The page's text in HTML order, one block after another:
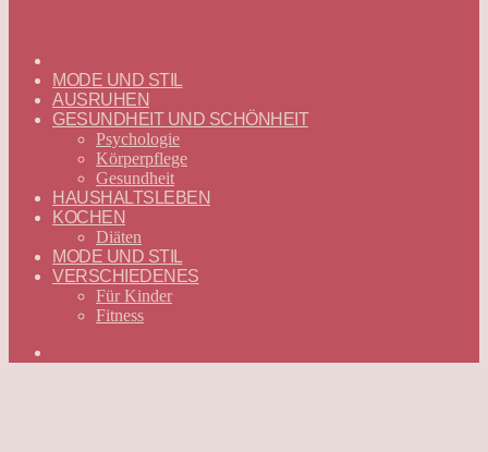
—
DEUTSCH
MODE UND STIL
AUSRUHEN
GESUNDHEIT UND SCHÖNHEIT
Psychologie
Körperpflege
Gesundheit
HAUSHALTSLEBEN
KOCHEN
Diäten
MODE UND STIL
VERSCHIEDENES
Für Kinder
Fitness